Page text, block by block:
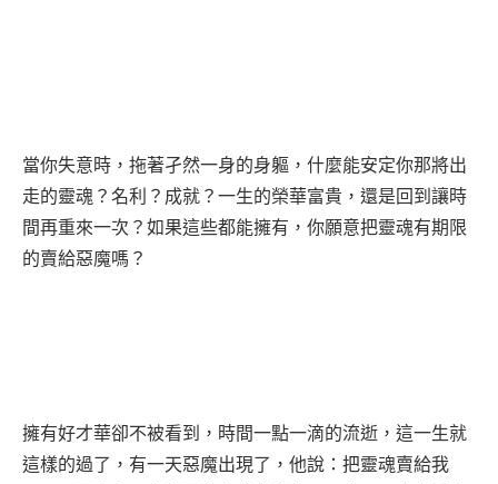
當你失意時，拖著孑然一身的身軀，什麼能安定你那將出
走的靈魂？名利？成就？一生的榮華富貴，還是回到讓時
間再重來一次？如果這些都能擁有，你願意把靈魂有期限
的賣給惡魔嗎？
擁有好才華卻不被看到，時間一點一滴的流逝，這一生就
這樣的過了，有一天惡魔出現了，他說：把靈魂賣給我